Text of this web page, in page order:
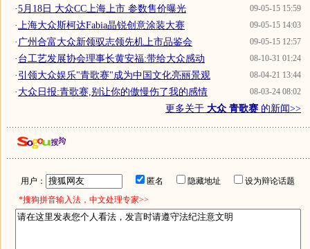
09-05-15 15:59
·5月18日 大众CC上海上市 参数售价曝光
09-05-15 14:03
· 上海大众斯柯达Fabia晶锐创意涂装大赛
09-05-15 12:57
· 广州合富大众新领驭志领先机上市品鉴会
08-10-31 01:24
·台工艺发展协会理事长黄安福:带给大众感动
08-04-21 13:44
·引领大众娱乐"青歌赛"成为中国文化亮丽景观
08-03-24 08:02
·大众日报:青歌赛,别让你的傲慢伤了我的感情
更多关于 大众 青歌赛 的新闻>>
用户： 匿名 隐藏地址
设为辩论话题
*搜狗拼音输入法，中文处理专家>>